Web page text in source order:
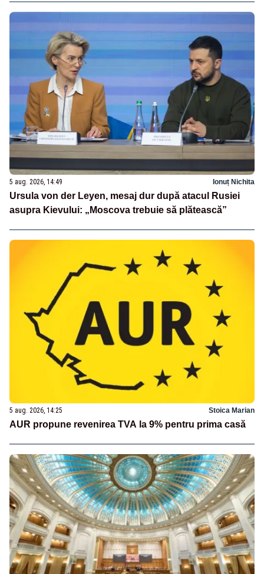
5 aug. 2026, 14:49 Ionuț Nichita
Ursula von der Leyen, mesaj dur după atacul Rusiei
asupra Kievului: „Moscova trebuie să plătească”
5 aug. 2026, 14:25 Stoica Marian
AUR propune revenirea TVA la 9% pentru prima casă